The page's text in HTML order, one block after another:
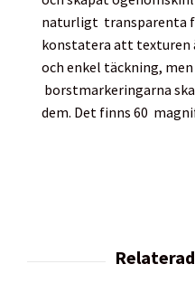
naturligt transparenta
konstatera att texturen
och enkel täckning,
borstmarkeringarna
dem. Det finns 60